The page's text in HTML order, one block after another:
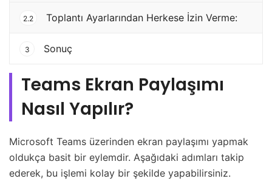
2.2 Toplantı Ayarlarından Herkese İzin Verme:
3 Sonuç
Teams Ekran Paylaşımı
Nasıl Yapılır?
Microsoft Teams üzerinden ekran paylaşımı yapmak
oldukça basit bir eylemdir. Aşağıdaki adımları takip
ederek, bu işlemi kolay bir şekilde yapabilirsiniz.